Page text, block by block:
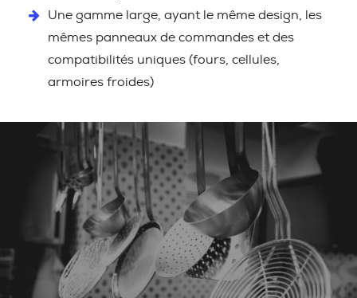
Une gamme large, ayant le même design, les
mêmes panneaux de commandes et des
compatibilités uniques (fours, cellules,
armoires froides)